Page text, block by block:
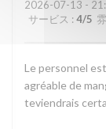
2026-07-13 -
サービス : 4/5
Le personnel
agréable de
teviendrais